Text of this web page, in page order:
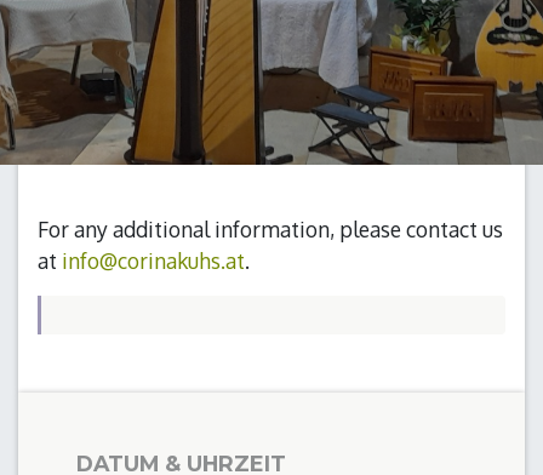
For any additional information, please contact us
at info@corinakuhs.at.
DATUM & UHRZEIT